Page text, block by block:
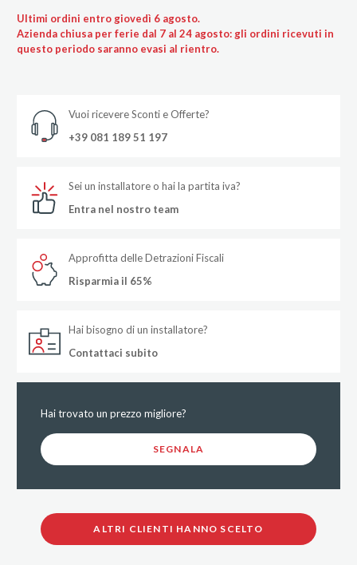
Ultimi ordini entro giovedì 6 agosto.
Azienda chiusa per ferie dal 7 al 24 agosto: gli ordini ricevuti in
questo periodo saranno evasi al rientro.
Vuoi ricevere Sconti e Offerte?
+39 081 189 51 197
Sei un installatore o hai la partita iva?
Entra nel nostro team
Approfitta delle Detrazioni Fiscali
Risparmia il 65%
Hai bisogno di un installatore?
Contattaci subito
Hai trovato un prezzo migliore?
SEGNALA
ALTRI CLIENTI HANNO SCELTO